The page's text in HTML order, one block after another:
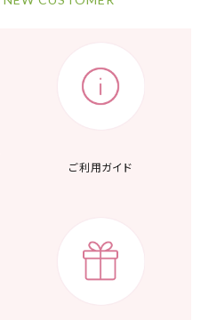
ご利用ガイド